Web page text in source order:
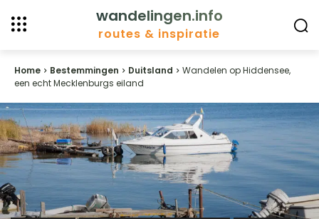
wandelingen.info
routes & inspiratie
Home Bestemmingen Duitsland
Wandelen op Hiddensee,
een echt Mecklenburgs eiland